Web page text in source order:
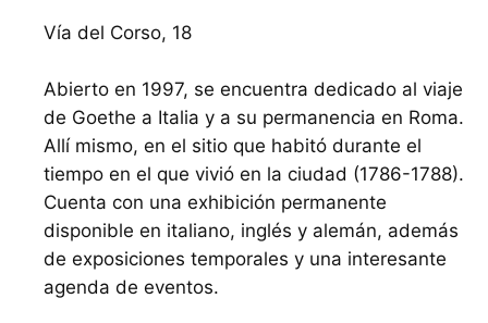
Vía del Corso, 18
Abierto en 1997, se encuentra dedicado al viaje
de Goethe a Italia y a su permanencia en Roma.
Allí mismo, en el sitio que habitó durante el
tiempo en el que vivió en la ciudad (1786-1788).
Cuenta con una exhibición permanente
disponible en italiano, inglés y alemán, además
de exposiciones temporales y una interesante
agenda de eventos.